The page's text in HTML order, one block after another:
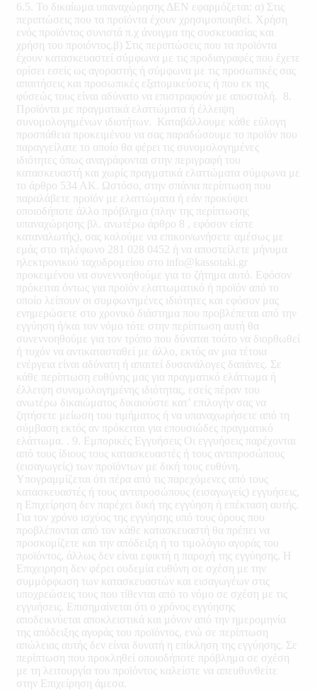
6.5. Το δικαίωμα υπαναχώρησης ΔΕΝ εφαρμόζεται: α) Στις
περιπτώσεις που τα προϊόντα έχουν χρησιμοποιηθεί. Χρήση
ενός προϊόντος συνιστά π.χ άνοιγμα της συσκευασίας και
χρήση του προιόντος.β) Στις περιπτώσεις που τα προϊόντα
έχουν κατασκευαστεί σύμφωνα με τις προδιαγραφές που έχετε
ορίσει εσείς ως αγοραστής ή σύμφωνα με τις προσωπικές σας
απαιτήσεις και προσωπικές εξατομικεύσεις ή που εκ της
φύσεώς τους είναι αδύνατο να επιστραφούν με αποστολή. 8.
Προϊόντα με πραγματικά ελαττώματα ή έλλειψη
συνομολογημένων ιδιοτήτων. Καταβάλλουμε κάθε εύλογη
προσπάθεια προκειμένου να σας παραδώσουμε το προϊόν που
παραγγείλατε το οποίο θα φέρει τις συνομολογημένες
ιδιότητες όπως αναγράφονται στην περιγραφή του
κατασκευαστή και χωρίς πραγματικά ελαττώματα σύμφωνα με
το άρθρο 534 ΑΚ. Ωστόσο, στην σπάνια περίπτωση που
παραλάβετε προϊόν με ελαττώματα ή εάν προκύψει
οποιοδήποτε άλλο πρόβλημα (πλην της περίπτωσης
υπαναχώρησης βλ. ανωτέρω άρθρο 8 , εφόσον είστε
καταναλωτής), σας καλούμε να επικοινωνήσετε αμέσως με
εμάς στο τηλέφωνο 281 028 0452 ή να αποστείλετε μήνυμα
ηλεκτρονικού ταχυδρομείου στο info@kassotaki.gr
προκειμένου να συνεννοηθούμε για το ζήτημα αυτό. Εφόσον
πρόκειται όντως για προϊόν ελαττωματικό ή προϊόν από το
οποίο λείπουν οι συμφωνημένες ιδιότητες και εφόσον μας
ενημερώσετε στο χρονικό διάστημα που προβλέπεται από την
εγγύηση ή/και τον νόμο τότε στην περίπτωση αυτή θα
συνεννοηθούμε για τον τρόπο που δύναται τούτο να διορθωθεί
ή τυχόν να αντικατασταθεί με άλλο, εκτός αν μια τέτοια
ενέργεια είναι αδύνατη ή απαιτεί δυσανάλογες δαπάνες. Σε
κάθε περίπτωση ευθύνης μας για πραγματικό ελάττωμα ή
έλλειψη συνομολογημένης ιδιότητας, εσείς πέραν του
ανωτέρω δικαιώματος δικαιούστε κατ’ επιλογήν σας να
ζητήσετε μείωση του τιμήματος ή να υπαναχωρήσετε από τη
σύμβαση εκτός αν πρόκειται για επουσιώδες πραγματικό
ελάττωμα. . 9. Εμπορικές Εγγυήσεις Οι εγγυήσεις παρέχονται
από τους ίδιους τους κατασκευαστές ή τους αντιπροσώπους
(εισαγωγείς) των προϊόντων με δική τους ευθύνη.
Υπογραμμίζεται ότι πέρα από τις παρεχόμενες από τους
κατασκευαστές ή τους αντιπροσώπους (εισαγωγείς) εγγυήσεις,
η Επιχείρηση δεν παρέχει δική της εγγύηση ή επέκταση αυτής.
Για τον χρόνο ισχύος της εγγύησης υπό τους όρους που
προβλέπονται από τον κάθε κατασκευαστή θα πρέπει να
προσκομίζετε και την απόδειξη ή το τιμολόγιο αγοράς του
προϊόντος, άλλως δεν είναι εφικτή η παροχή της εγγύησης. Η
Επιχειρηση δεν φέρει ουδεμία ευθύνη σε σχέση με την
συμμόρφωση των κατασκευαστών και εισαγωγέων στις
υποχρεώσεις τους που τίθενται από το νόμο σε σχέση με τις
εγγυήσεις. Επισημαίνεται ότι ο χρόνος εγγύησης
αποδεικνύεται αποκλειστικά και μόνον από την ημερομηνία
της απόδειξης αγοράς του προϊόντος, ενώ σε περίπτωση
απώλειας αυτής δεν είναι δυνατή η επίκληση της εγγύησης. Σε
περίπτωση που προκληθεί οποιοδήποτε πρόβλημα σε σχέση
με τη λειτουργία του προϊόντος καλείστε να απευθυνθείτε
στην Επιχείρηση άμεσα.